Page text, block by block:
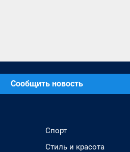
Сообщить новость
Спорт
Стиль и красота